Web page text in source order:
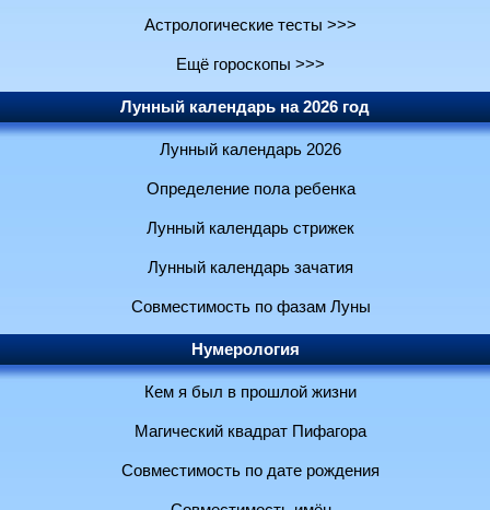
Астрологические тесты >>>
Ещё гороскопы >>>
Лунный календарь на 2026 год
Лунный календарь 2026
Определение пола ребенка
Лунный календарь стрижек
Лунный календарь зачатия
Совместимость по фазам Луны
Нумерология
Кем я был в прошлой жизни
Магический квадрат Пифагора
Совместимость по дате рождения